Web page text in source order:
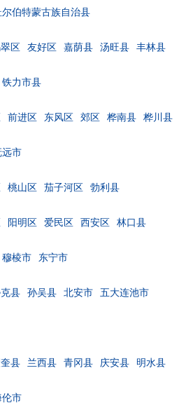
尔伯特蒙古族自治县
区 友好区 嘉荫县 汤旺县 丰林县
铁力市县
前进区 东风区 郊区 桦南县 桦川县
远市
桃山区 茄子河区 勃利县
阳明区 爱民区 西安区 林口县
穆棱市 东宁市
县 孙吴县 北安市 五大连池市
县 兰西县 青冈县 庆安县 明水县
伦市